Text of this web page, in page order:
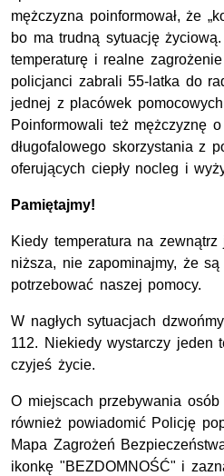
mężczyzna poinformował, że
bo ma trudną sytuację
temperaturę i realne
policjanci zabrali 55-latka do
jednej z placówek
Poinformowali też mężczyznę
długofalowego skorzystania z
oferujących ciepły nocleg i
Pamiętajmy!
Kiedy temperatura na
niższa, nie zapominajmy, że
potrzebować naszej pomocy.
W nagłych sytuacjach
112. Niekiedy wystarczy jeden
czyjeś życie.
O miejscach przebywania osób
również powiadomić Policję
Mapa Zagrożeń
ikonkę "BEZDOMNOŚĆ" i